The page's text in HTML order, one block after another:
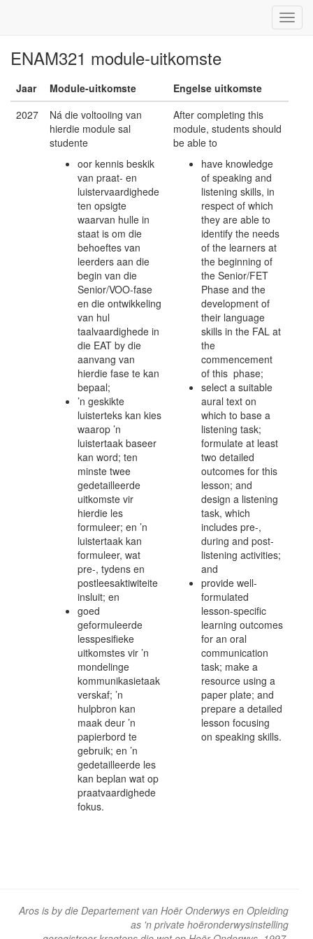
ENAM321 module-uitkomste
Jaar Module-uitkomste
Engelse uitkomste
2027
Ná die voltooiing van
hierdie module sal
studente
oor kennis beskik
van praat- en
luistervaardighede
ten opsigte
waarvan hulle in
staat is om die
behoeftes van
leerders aan die
begin van die
Senior/VOO-fase
en die ontwikkeling
van hul
taalvaardighede in
die EAT by die
aanvang van
hierdie fase te kan
bepaal;
’n geskikte
luisterteks kan kies
waarop ’n
luistertaak baseer
kan word; ten
minste twee
gedetailleerde
uitkomste vir
hierdie les
formuleer; en ’n
luistertaak kan
formuleer, wat
pre-, tydens en
postleesaktiwiteite
insluit; en
goed
geformuleerde
lesspesifieke
uitkomstes vir ’n
mondelinge
kommunikasietaak
verskaf; ’n
hulpbron kan
maak deur ’n
papierbord te
gebruik; en ’n
gedetailleerde les
kan beplan wat op
praatvaardighede
fokus.
After completing this
module, students should
be able to
have knowledge
of speaking and
listening skills, in
respect of which
they are able to
identify the needs
of the learners at
the beginning of
the Senior/FET
Phase and the
development of
their language
skills in the FAL at
the
commencement
of this phase;
select a suitable
aural text on
which to base a
listening task;
formulate at least
two detailed
outcomes for this
lesson; and
design a listening
task, which
includes pre-,
during and post-
listening activities;
and
provide well-
formulated
lesson-specific
learning outcomes
for an oral
communication
task; make a
resource using a
paper plate; and
prepare a detailed
lesson focusing
on speaking skills.
Aros is by die Departement van Hoër Onderwys en Opleiding
as 'n private hoëronderwysinstelling